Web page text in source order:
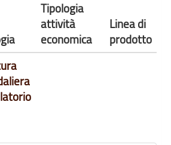
Tipologia
attività
economica
Linea di
prodotto